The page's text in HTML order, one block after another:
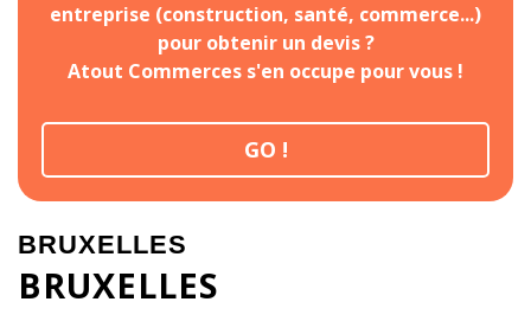
entreprise (construction, santé, commerce...)
pour obtenir un devis ?
Atout Commerces s'en occupe pour vous !
GO !
BRUXELLES
BRUXELLES